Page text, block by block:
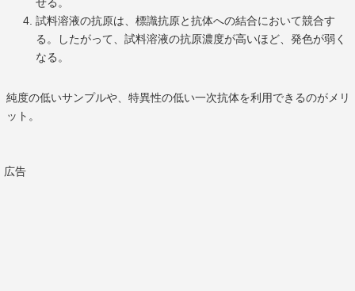
せる。
試料溶液の抗原は、標識抗原と抗体への結合において競合す
る。したがって、試料溶液の抗原濃度が高いほど、発色が弱く
なる。
純度の低いサンプルや、特異性の低い一次抗体を利用できるのがメリ
ット。
広告